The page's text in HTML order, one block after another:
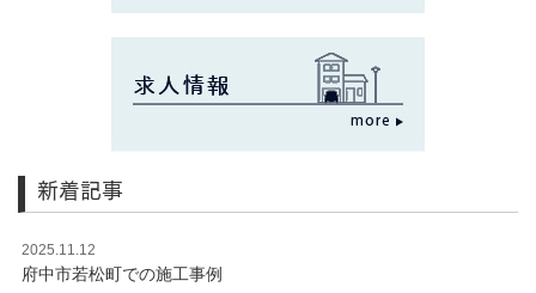
新着記事
2025.11.12
府中市若松町での施工事例